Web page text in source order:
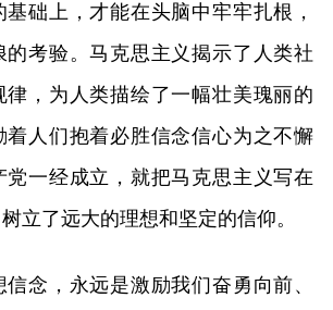
基础上，才能在头脑中牢牢扎根，
的考验。马克思主义揭示了人类社
律，为人类描绘了一幅壮美瑰丽的
着人们抱着必胜信念信心为之不懈
党一经成立，就把马克思主义写在
立了远大的理想和坚定的信仰。
，永远是激励我们奋勇向前、